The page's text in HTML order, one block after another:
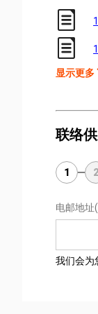
显示更多
联络
1 2
电邮地址
我们会为